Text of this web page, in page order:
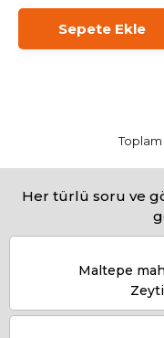
Sepete Ekle
Toplam
Her türlü soru ve
Maltepe